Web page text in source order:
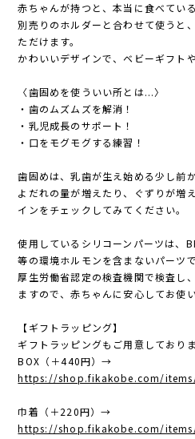
赤ちゃんが持つと、本当に食べてい
別売りのホルダーと合わせて使うと
ただけます。
かわいいデザインで、ベビーギフト
〈歯固めを使ういい所とは...〉
・歯のムズムズを解消！
・乳児成長のサポート！
・口をモグモグする練習！
歯固めは、乳歯が生え始める少し前
よだれの量が増えたり、ぐずりが増
インをチェックしてみてください。
使用しているシリコーンパーツは、
等の環境ホルモンを含まないパーツで
厚生労働省認定の検査機関で検査し
ますので、赤ちゃんに安心してお使
【ギフトラッピング】
ギフトラッピングもご用意しておりま
BOX（＋440円）→
https://shop.fikakobe.com/
巾着（＋220円）→
https://shop.fikakobe.com/